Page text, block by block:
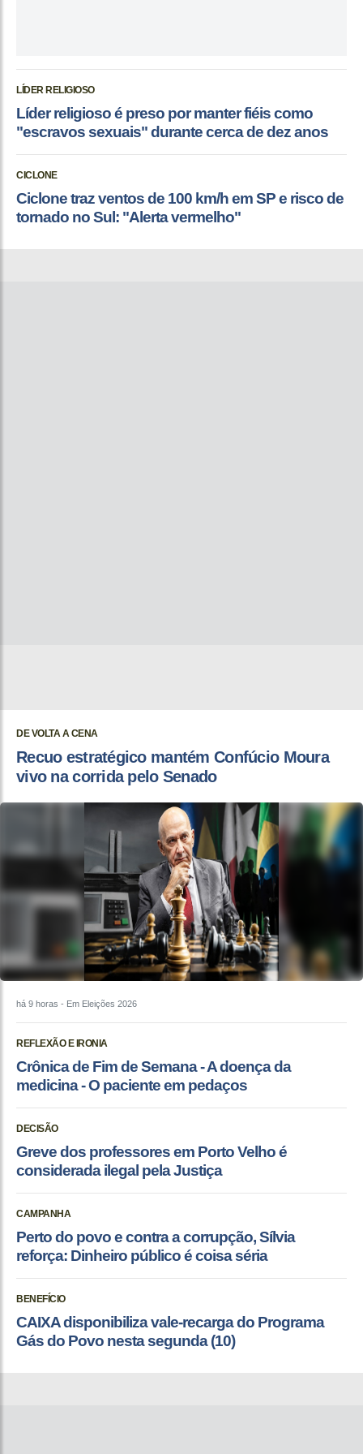
LÍDER RELIGIOSO
Líder religioso é preso por manter fiéis como
"escravos sexuais" durante cerca de dez anos
CICLONE
Ciclone traz ventos de 100 km/h em SP e risco de
tornado no Sul: "Alerta vermelho"
DE VOLTA A CENA
Recuo estratégico mantém Confúcio Moura
vivo na corrida pelo Senado
há 9 horas - Em Eleições 2026
REFLEXÃO E IRONIA
Crônica de Fim de Semana - A doença da
medicina - O paciente em pedaços
DECISÃO
Greve dos professores em Porto Velho é
considerada ilegal pela Justiça
CAMPANHA
Perto do povo e contra a corrupção, Sílvia
reforça: Dinheiro público é coisa séria
BENEFÍCIO
CAIXA disponibiliza vale-recarga do Programa
Gás do Povo nesta segunda (10)